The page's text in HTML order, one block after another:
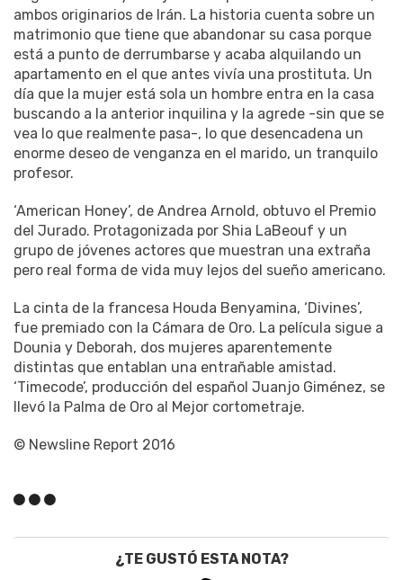
ambos originarios de Irán. La historia cuenta sobre un
matrimonio que tiene que abandonar su casa porque
está a punto de derrumbarse y acaba alquilando un
apartamento en el que antes vivía una prostituta. Un
día que la mujer está sola un hombre entra en la casa
buscando a la anterior inquilina y la agrede -sin que se
vea lo que realmente pasa-, lo que desencadena un
enorme deseo de venganza en el marido, un tranquilo
profesor.
‘American Honey’, de Andrea Arnold, obtuvo el Premio
del Jurado. Protagonizada por Shia LaBeouf y un
grupo de jóvenes actores que muestran una extraña
pero real forma de vida muy lejos del sueño americano.
La cinta de la francesa Houda Benyamina, ‘Divines’,
fue premiado con la Cámara de Oro. La película sigue a
Dounia y Deborah, dos mujeres aparentemente
distintas que entablan una entrañable amistad.
‘Timecode’, producción del español Juanjo Giménez, se
llevó la Palma de Oro al Mejor cortometraje.
© Newsline Report 2016
¿TE GUSTÓ ESTA NOTA?